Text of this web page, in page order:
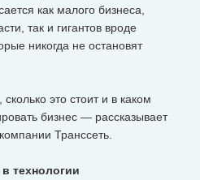
как малого бизнеса,
так и гигантов вроде
никогда не остановят
это стоит и в каком
бизнес — рассказывает
Транссеть.
технологии